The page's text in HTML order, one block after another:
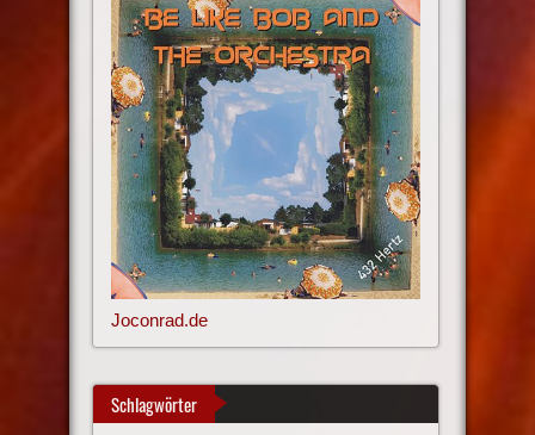
Joconrad.de
Schlagwörter